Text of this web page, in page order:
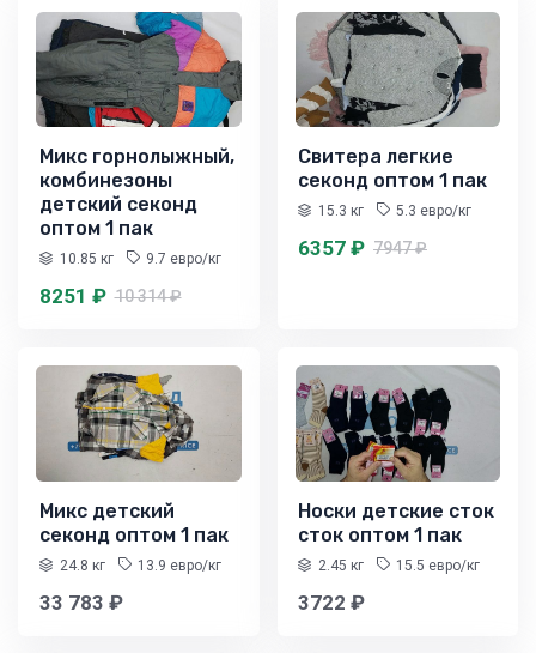
Микс горнолыжный,
комбинезоны
детский секонд
оптом 1 пак
10.85 кг 9.7 евро/кг
8251 ₽ 10 314 ₽
Свитера легкие
секонд оптом 1 пак
15.3 кг 5.3 евро/кг
6357 ₽ 7947 ₽
Микс детский
секонд оптом 1 пак
24.8 кг 13.9 евро/кг
33 783 ₽
Носки детские сток
сток оптом 1 пак
2.45 кг 15.5 евро/кг
3722 ₽